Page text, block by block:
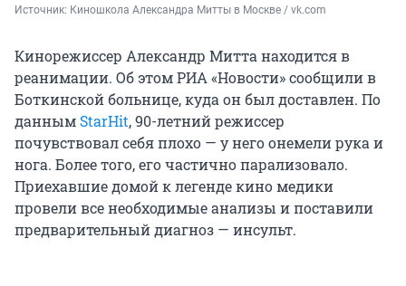
Источник: Киношкола Александра Митты в Москве / vk.com
Кинорежиссер Александр Митта находится в
реанимации. Об этом РИА «Новости» сообщили в
Боткинской больнице, куда он был доставлен. По
данным StarHit, 90-летний режиссер
почувствовал себя плохо — у него онемели рука и
нога. Более того, его частично парализовало.
Приехавшие домой к легенде кино медики
провели все необходимые анализы и поставили
предварительный диагноз — инсульт.